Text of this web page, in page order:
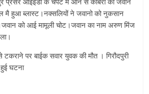
मै हुआ ब्लास्ट।नक्सलियों ने जवानो को नुकसान
को आई मामूली चोट।जवान का नाम अरुण मिंज
टकराने पर बाईक सवार युवक की मौत । गिरौदपुरी
घटना